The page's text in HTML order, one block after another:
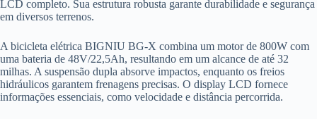
LCD completo. Sua estrutura robusta garante durabilidade e segurança
em diversos terrenos.
A bicicleta elétrica BIGNIU BG-X combina um motor de 800W com
uma bateria de 48V/22,5Ah, resultando em um alcance de até 32
milhas. A suspensão dupla absorve impactos, enquanto os freios
hidráulicos garantem frenagens precisas. O display LCD fornece
informações essenciais, como velocidade e distância percorrida.